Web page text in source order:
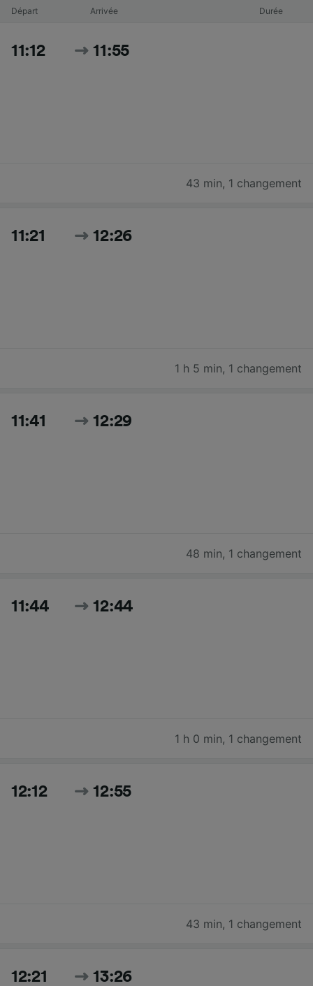
Départ Arrivée Durée
11:12 11:55
43 min, 1 changement
11:21 12:26
1 h 5 min, 1 changement
11:41 12:29
48 min, 1 changement
11:44 12:44
1 h 0 min, 1 changement
12:12 12:55
43 min, 1 changement
12:21 13:26